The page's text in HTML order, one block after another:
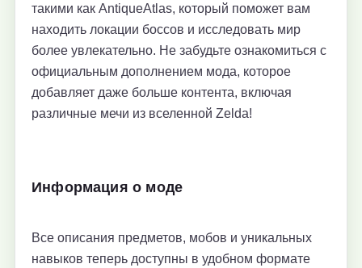
такими как AntiqueAtlas, который поможет вам
находить локации боссов и исследовать мир
более увлекательно. Не забудьте ознакомиться с
официальным дополнением мода, которое
добавляет даже больше контента, включая
различные мечи из вселенной Zelda!
Информация о моде
Все описания предметов, мобов и уникальных
навыков теперь доступны в удобном формате